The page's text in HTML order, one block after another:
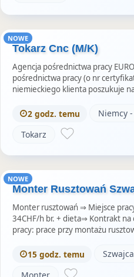
NOWE
Tokarz Cnc (M/K)
Agencja pośrednictwa pracy
pośrednictwa pracy (o nr
niemieckiego klienta poszukuje
2 godz. temu
Niemcy
Tokarz
NOWE
Monter Rusztowań
Monter rusztowań ⇒ Miejsce
34CHF/h br. + dieta⇒ Kontrakt
pracy: prace przy montażu
15 godz. temu
Monter